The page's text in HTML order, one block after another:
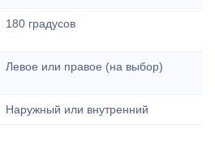
180 градусов
Левое или правое (на выбор)
Наружный или внутренний